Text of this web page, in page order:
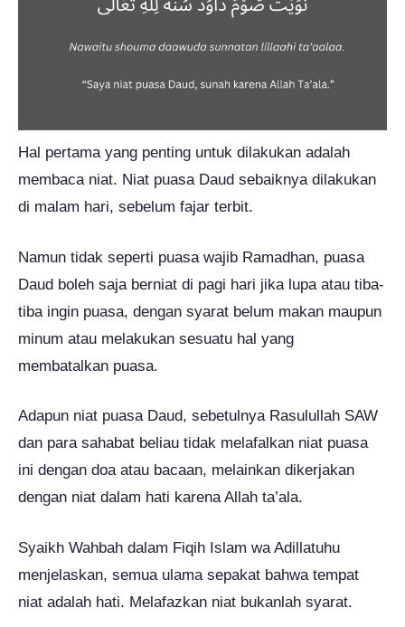
Hal pertama yang penting untuk dilakukan adalah
membaca niat. Niat puasa Daud sebaiknya dilakukan
di malam hari, sebelum fajar terbit.
Namun tidak seperti puasa wajib Ramadhan, puasa
Daud boleh saja berniat di pagi hari jika lupa atau tiba-
tiba ingin puasa, dengan syarat belum makan maupun
minum atau melakukan sesuatu hal yang
membatalkan puasa.
Adapun niat puasa Daud, sebetulnya Rasulullah SAW
dan para sahabat beliau tidak melafalkan niat puasa
ini dengan doa atau bacaan, melainkan dikerjakan
dengan niat dalam hati karena Allah ta’ala.
Syaikh Wahbah dalam Fiqih Islam wa Adillatuhu
menjelaskan, semua ulama sepakat bahwa tempat
niat adalah hati. Melafazkan niat bukanlah syarat.